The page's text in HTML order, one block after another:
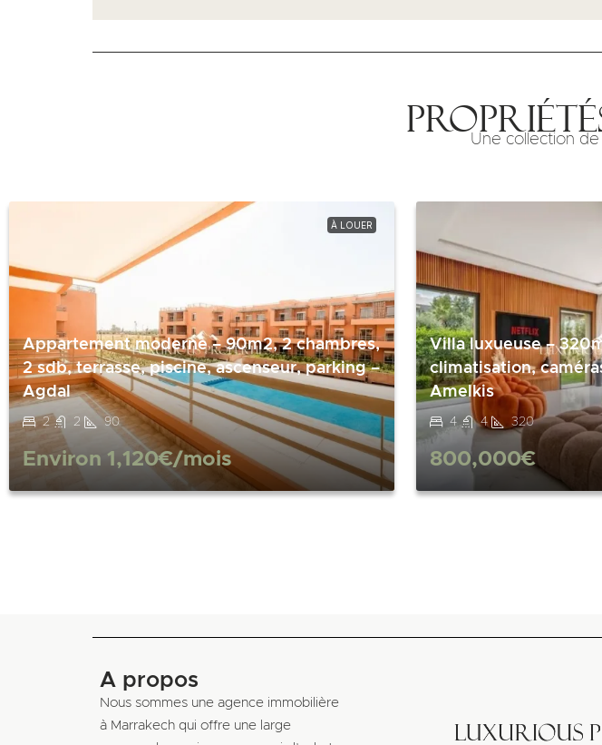
Une collection
À LOUER
Appartement moderne – 90m2, 2 chambres,
2 sdb, terrasse, piscine, ascenseur, parking –
Agdal
2 2 90
Environ 1,120€/mois
Villa luxueuse –
climatisation,
Amelkis
4 4 320
800,000€
A propos
Nous sommes une agence immobilière
à Marrakech qui offre une large